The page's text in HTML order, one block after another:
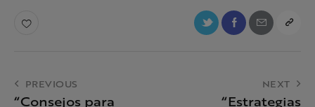
PREVIOUS
“Consejos para
NEXT
“Estrategias